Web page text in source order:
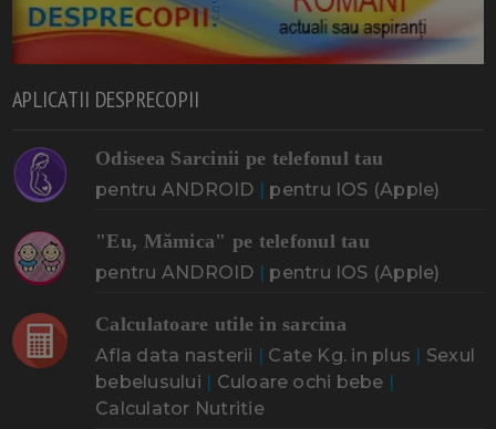
APLICATII DESPRECOPII
Odiseea Sarcinii pe telefonul tau
pentru ANDROID | pentru IOS (Apple)
"Eu, Mămica" pe telefonul tau
pentru ANDROID | pentru IOS (Apple)
Calculatoare utile in sarcina
Afla data nasterii | Cate Kg. in plus | Sexul
bebelusului | Culoare ochi bebe |
Calculator Nutritie